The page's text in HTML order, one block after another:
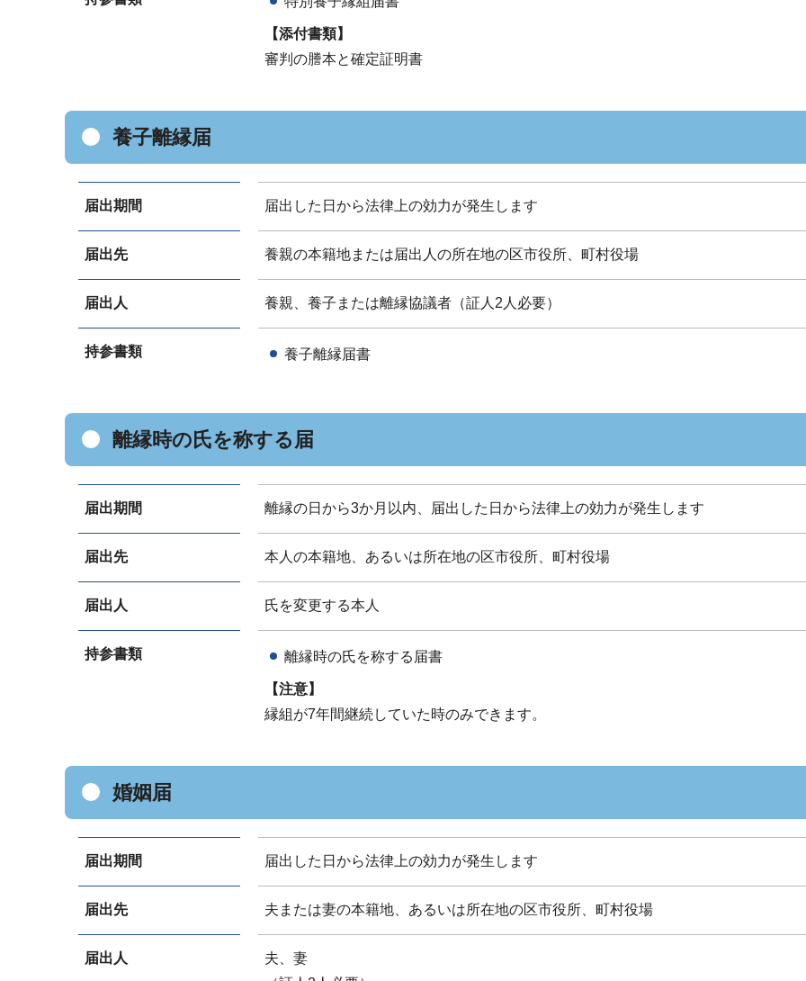
【添付書類】
審判の謄本と確定証明書
養子離縁届
届出期間 届出した日から法律上の効力が発生します
届出先 養親の本籍地または届出人の所在地の区市役所、町村役場
届出人 養親、養子または離縁協議者（証人2人必要）
持参書類 養子離縁届書
離縁時の氏を称する届
届出期間 離縁の日から3か月以内、届出した日から法律上の効力が発生します
届出先 本人の本籍地、あるいは所在地の区市役所、町村役場
届出人 氏を変更する本人
持参書類 離縁時の氏を称する届書
【注意】
縁組が7年間継続していた時のみできます。
婚姻届
届出期間 届出した日から法律上の効力が発生します
届出先 夫または妻の本籍地、あるいは所在地の区市役所、町村役場
届出人
夫、妻